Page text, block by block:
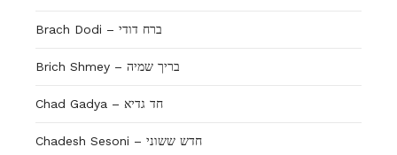
Brach Dodi – ברח דודי
Brich Shmey – בריך שמיה
Chad Gadya – חד גדיא
Chadesh Sesoni – חדש ששוני